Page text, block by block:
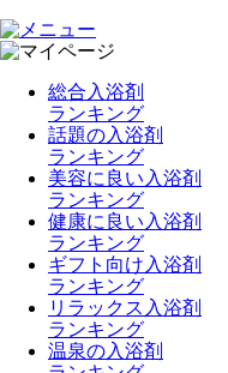
総合入浴剤
ランキング
話題の入浴剤
ランキング
美容に良い入浴剤
ランキング
健康に良い入浴剤
ランキング
ギフト向け入浴剤
ランキング
リラックス入浴剤
ランキング
温泉の入浴剤